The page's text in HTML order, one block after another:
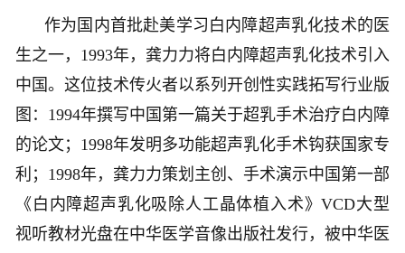
作为国内首批赴美学习白内障超声乳化技术的医
生之一，1993年，龚力力将白内障超声乳化技术引入
中国。这位技术传火者以系列开创性实践拓写行业版
图：1994年撰写中国第一篇关于超乳手术治疗白内障
的论文；1998年发明多功能超声乳化手术钩获国家专
利；1998年，龚力力策划主创、手术演示中国第一部
《白内障超声乳化吸除人工晶体植入术》VCD大型
视听教材光盘在中华医学音像出版社发行，被中华医